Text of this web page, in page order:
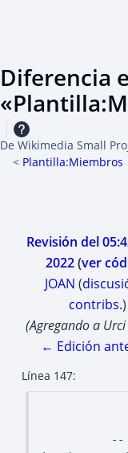
Diferencia
De Wikimedia Small
< Plantilla:Miembros
Revisión del
2022 ver
JOAN (
contribs.)
Agregando a
← Edición
Línea 147:
--